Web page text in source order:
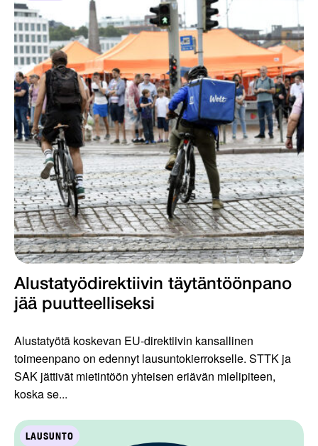
Alustatyödirektiivin täytäntöönpano
jää puutteelliseksi
Alustatyötä koskevan EU-direktiivin kansallinen
toimeenpano on edennyt lausuntokierrokselle. STTK ja
SAK jättivät mietintöön yhteisen eriävän mielipiteen,
koska se...
LAUSUNTO